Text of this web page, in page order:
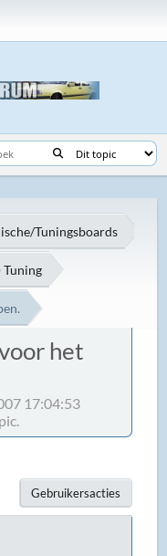
Tuningsboards
Tuning
het
17:04:53
Gebruikersacties